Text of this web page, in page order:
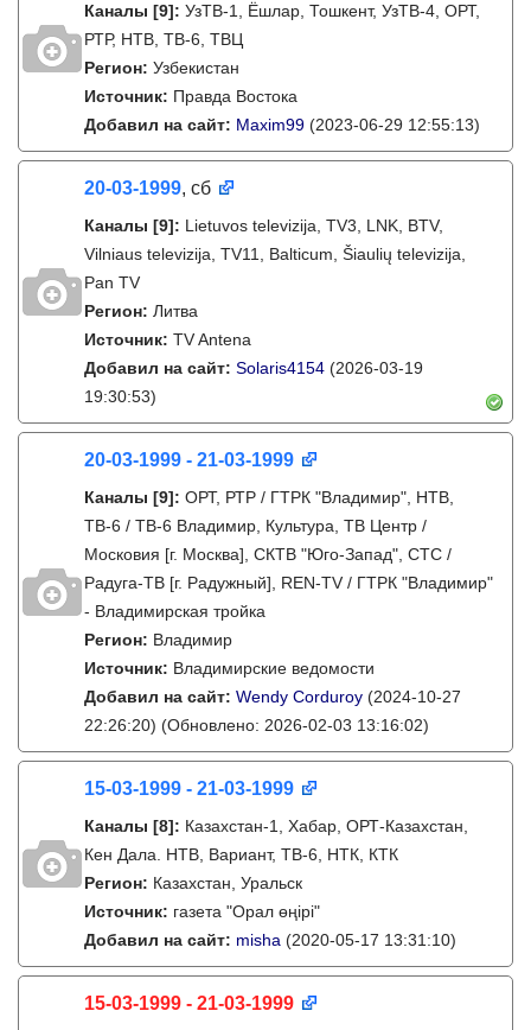
Каналы [9]: УзТВ-1, Ëшлар, Тошкент, УзТВ-4, ОРТ,
РТР, НТВ, ТВ-6, ТВЦ
Регион: Узбекистан
Источник: Правда Востока
Добавил на сайт: Maxim99 (2023-06-29 12:55:13)
20-03-1999, сб
Каналы [9]: Lietuvos televizija, TV3, LNK, BTV,
Vilniaus televizija, TV11, Balticum, Šiaulių televizija,
Pan TV
Регион: Литва
Источник: TV Antena
Добавил на сайт: Solaris4154 (2026-03-19
19:30:53)
20-03-1999 - 21-03-1999
Каналы [9]: ОРТ, РТР / ГТРК "Владимир", НТВ,
ТВ-6 / ТВ-6 Владимир, Культура, ТВ Центр /
Московия [г. Москва], СКТВ "Юго-Запад", СТС /
Радуга-ТВ [г. Радужный], REN-TV / ГТРК "Владимир"
- Владимирская тройка
Регион: Владимир
Источник: Владимирские ведомости
Добавил на сайт: Wendy Corduroy (2024-10-27
22:26:20) (Обновлено: 2026-02-03 13:16:02)
15-03-1999 - 21-03-1999
Каналы [8]: Казахстан-1, Хабар, ОРТ-Казахстан,
Кен Дала. НТВ, Вариант, ТВ-6, НТК, КТК
Регион: Казахстан, Уральск
Источник: газета "Орал өңірі"
Добавил на сайт: misha (2020-05-17 13:31:10)
15-03-1999 - 21-03-1999